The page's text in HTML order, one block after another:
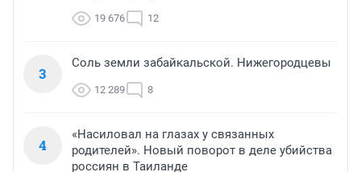
19 676 12
3
Соль земли забайкальской. Нижегородцевы
12 289 8
4
«Насиловал на глазах у связанных
родителей». Новый поворот в деле убийства
россиян в Таиланде